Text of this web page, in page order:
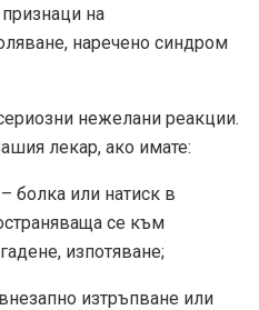
на
наречено синдром
нежелани реакции.
лекар, ако имате:
болка или натиск в
се към
изпотяване;
изтръпване или